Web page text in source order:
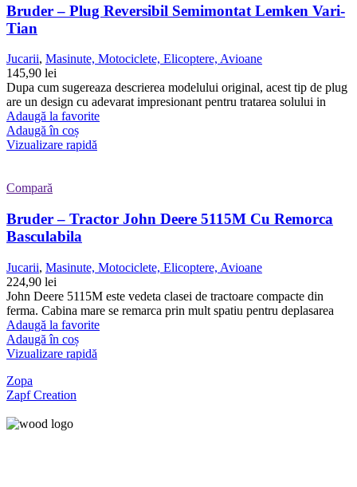
Bruder – Plug Reversibil Semimontat Lemken Vari-
Tian
Jucarii, Masinute, Motociclete, Elicoptere, Avioane
145,90 lei
Dupa cum sugereaza descrierea modelului original, acest tip de plug
are un design cu adevarat impresionant pentru tratarea solului in
Adaugă la favorite
Adaugă în coș
Vizualizare rapidă
Compară
Bruder – Tractor John Deere 5115M Cu Remorca
Basculabila
Jucarii, Masinute, Motociclete, Elicoptere, Avioane
224,90 lei
John Deere 5115M este vedeta clasei de tractoare compacte din
ferma. Cabina mare se remarca prin mult spatiu pentru deplasarea
Adaugă la favorite
Adaugă în coș
Vizualizare rapidă
Zopa
Zapf Creation